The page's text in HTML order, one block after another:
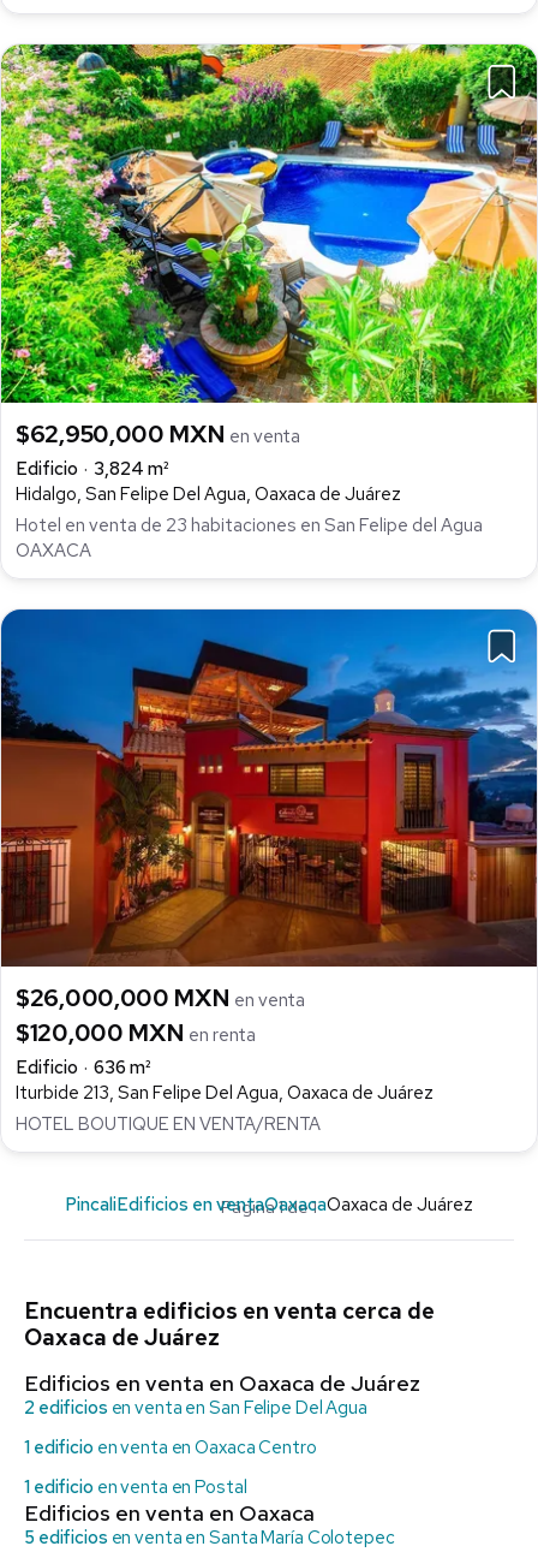
$62,950,000 MXN en venta
Edificio
3,824 m²
Hidalgo, San Felipe Del Agua, Oaxaca de Juárez
Hotel en venta de 23 habitaciones en San Felipe del Agua
OAXACA
$26,000,000 MXN en venta
$120,000 MXN en renta
Edificio
636 m²
Iturbide 213, San Felipe Del Agua, Oaxaca de Juárez
HOTEL BOUTIQUE EN VENTA/RENTA
Página 1 de 1
PincaliEdificios en ventaOaxacaOaxaca de Juárez
Encuentra edificios en venta cerca de
Oaxaca de Juárez
Edificios en venta en Oaxaca de Juárez
2 edificios en venta en San Felipe Del Agua
1 edificio en venta en Oaxaca Centro
1 edificio en venta en Postal
Edificios en venta en Oaxaca
5 edificios en venta en Santa María Colotepec